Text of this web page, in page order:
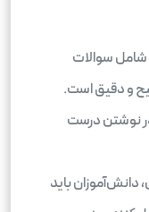
سوالات
و دقیق است.
نوشتن درست
دانش‌آموزان باید